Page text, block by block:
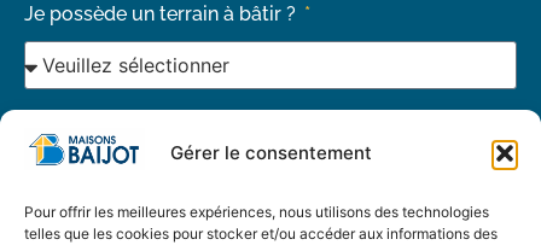
Gérer le consentement
Pour offrir les meilleures expériences, nous utilisons des technologies
telles que les cookies pour stocker et/ou accéder aux informations des
Je possède un terrain à bâtir ?
Je déclare avoir pris connaissance et j'accepte les
conditions vie privée et les conditions générales